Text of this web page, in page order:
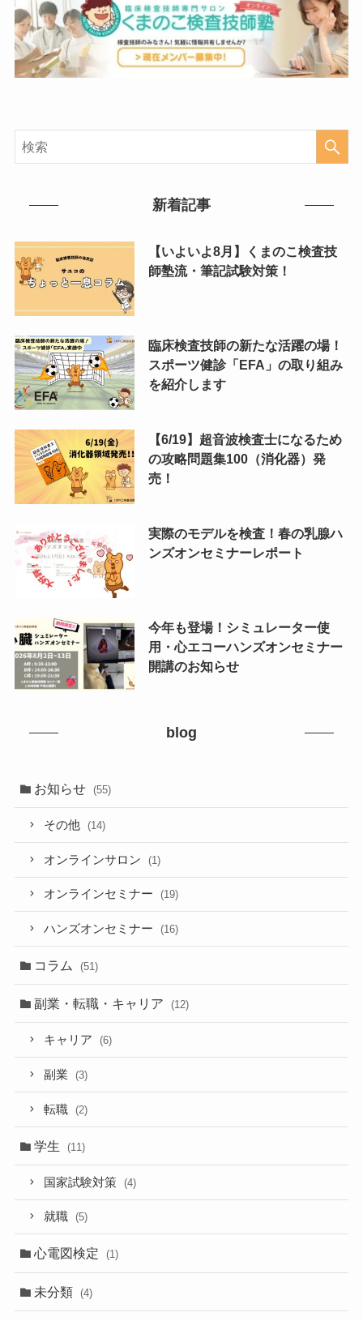
新着記事
【いよいよ8月】くまのこ検査技
師塾流・筆記試験対策！
臨床検査技師の新たな活躍の場！
スポーツ健診「EFA」の取り組み
を紹介します
【6/19】超音波検査士になるため
の攻略問題集100（消化器）発
売！
実際のモデルを検査！春の乳腺ハ
ンズオンセミナーレポート
今年も登場！シミュレーター使
用・心エコーハンズオンセミナー
開講のお知らせ
blog
お知らせ (55)
その他 (14)
オンラインサロン (1)
オンラインセミナー (19)
ハンズオンセミナー (16)
コラム (51)
副業・転職・キャリア (12)
キャリア (6)
副業 (3)
転職 (2)
学生 (11)
国家試験対策 (4)
就職 (5)
心電図検定 (1)
未分類 (4)